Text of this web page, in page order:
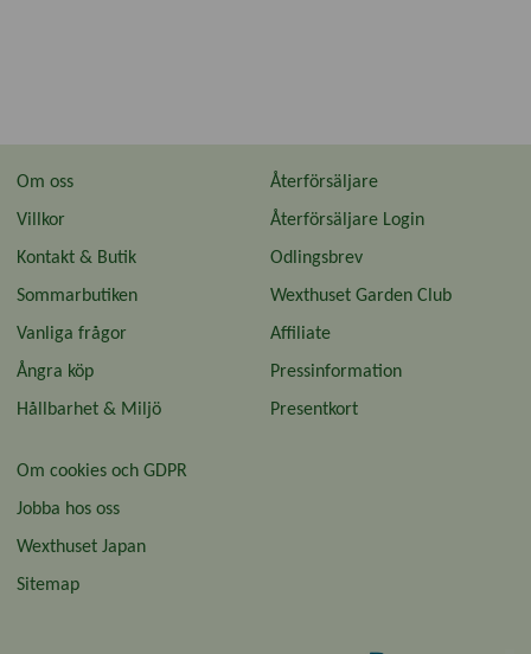
Om oss
Villkor
Kontakt & Butik
Sommarbutiken
Vanliga frågor
Ångra köp
Hållbarhet & Miljö
Återförsäljare
Återförsäljare Login
Odlingsbrev
Wexthuset Garden Club
Affiliate
Pressinformation
Presentkort
Om cookies och GDPR
Jobba hos oss
Wexthuset Japan
Sitemap